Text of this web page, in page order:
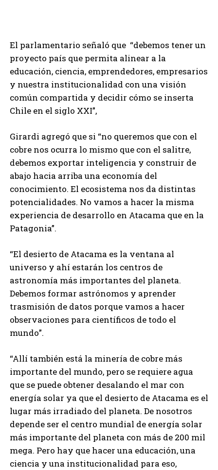
El parlamentario señaló que “debemos tener un
proyecto país que permita alinear a la
educación, ciencia, emprendedores, empresarios
y nuestra institucionalidad con una visión
común compartida y decidir cómo se inserta
Chile en el siglo XXI”,
Girardi agregó que si “no queremos que con el
cobre nos ocurra lo mismo que con el salitre,
debemos exportar inteligencia y construir de
abajo hacia arriba una economía del
conocimiento. El ecosistema nos da distintas
potencialidades. No vamos a hacer la misma
experiencia de desarrollo en Atacama que en la
Patagonia”.
“El desierto de Atacama es la ventana al
universo y ahí estarán los centros de
astronomía más importantes del planeta.
Debemos formar astrónomos y aprender
trasmisión de datos porque vamos a hacer
observaciones para científicos de todo el
mundo”.
“Allí también está la minería de cobre más
importante del mundo, pero se requiere agua
que se puede obtener desalando el mar con
energía solar ya que el desierto de Atacama es el
lugar más irradiado del planeta. De nosotros
depende ser el centro mundial de energía solar
más importante del planeta con más de 200 mil
mega. Pero hay que hacer una educación, una
ciencia y una institucionalidad para eso,